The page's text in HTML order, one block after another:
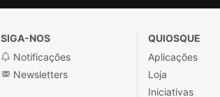
SIGA-NOS
Notificações
Newsletters
QUIOSQUE
Aplicações
Loja
Iniciativas